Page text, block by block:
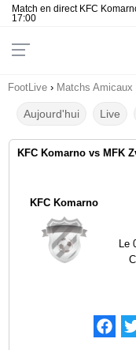
Match en direct KFC
17:00
FootLive › Matchs Amicaux
Aujourd'hui Live
KFC Komarno vs MFK
KFC Komarno
Le